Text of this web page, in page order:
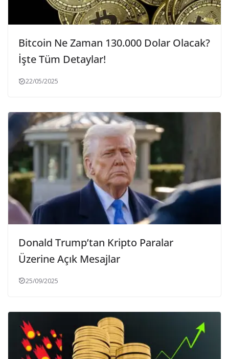
Bitcoin Ne Zaman 130.000 Dolar Olacak?
İşte Tüm Detaylar!
22/05/2025
Donald Trump’tan Kripto Paralar
Üzerine Açık Mesajlar
25/09/2025